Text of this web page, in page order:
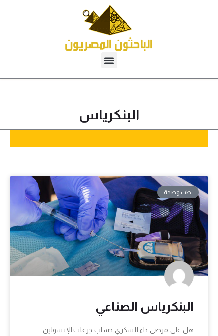
البنكرياس
طب وصحة
البنكرياس الصناعي
هل على مرضى داء السكري حساب جرعات الإنسولين